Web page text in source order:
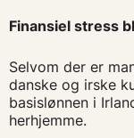
Finansiel stress
Selvom der er
danske og irske
basislønnen i
herhjemme.